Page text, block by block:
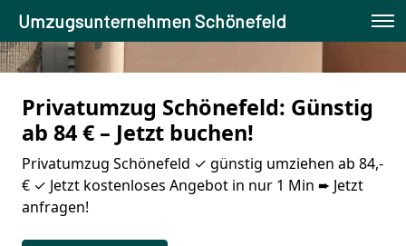
Umzugsunternehmen Schönefeld
Privatumzug Schönefeld: Günstig
ab 84 € – Jetzt buchen!
Privatumzug Schönefeld ✓ günstig umziehen ab 84,-
€ ✓ Jetzt kostenloses Angebot in nur 1 Min ➨ Jetzt
anfragen!